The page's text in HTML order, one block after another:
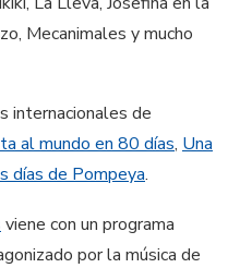
Mecanimales y mucho
internacionales de
al mundo en 80 días, Una
días de Pompeya.
viene con un programa
por la música de